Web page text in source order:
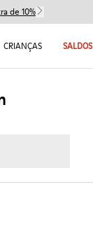
de 10%
CRIANÇAS SALDOS